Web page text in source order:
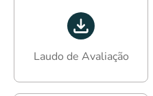
Laudo de Avaliação